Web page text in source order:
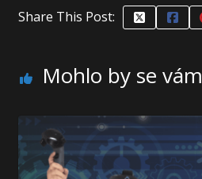
Share This Post:
Mohlo by se